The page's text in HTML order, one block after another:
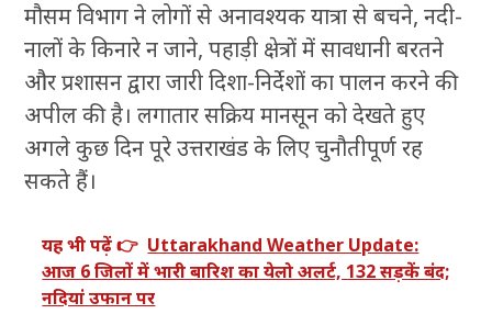
मौसम विभाग ने लोगों से अनावश्यक यात्रा से बचने, नदी-
नालों के किनारे न जाने, पहाड़ी क्षेत्रों में सावधानी बरतने
और प्रशासन द्वारा जारी दिशा-निर्देशों का पालन करने की
अपील की है। लगातार सक्रिय मानसून को देखते हुए
अगले कुछ दिन पूरे उत्तराखंड के लिए चुनौतीपूर्ण रह
सकते हैं।
यह भी पढ़ें 👉 Uttarakhand Weather Update:
आज 6 जिलों में भारी बारिश का येलो अलर्ट, 132 सड़कें बंद;
नदियां उफान पर